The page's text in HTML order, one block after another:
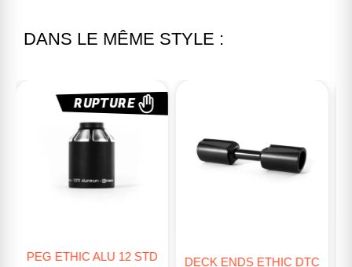
DANS LE MÊME STYLE :
DECK ENDS ETHIC DTC PEG BLUNT STREET